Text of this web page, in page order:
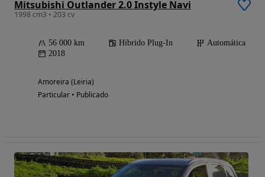
Mitsubishi Outlander 2.0 Instyle Navi
1998 cm3 • 203 cv
56 000 km Híbrido Plug-In
Automática
2018
Amoreira (Leiria)
Particular • Publicado